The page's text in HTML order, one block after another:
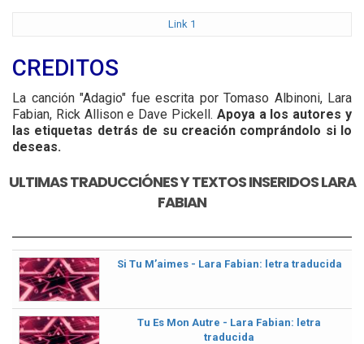
Link 1
CREDITOS
La canción "Adagio" fue escrita por Tomaso Albinoni, Lara
Fabian, Rick Allison e Dave Pickell. Apoya a los autores y
las etiquetas detrás de su creación comprándolo si lo
deseas.
ULTIMAS TRADUCCIÓNES Y TEXTOS INSERIDOS LARA
FABIAN
Si Tu M’aimes - Lara Fabian: letra traducida
Tu Es Mon Autre - Lara Fabian: letra
traducida